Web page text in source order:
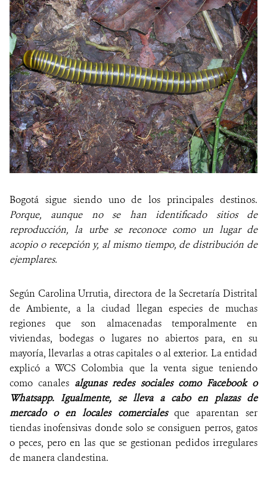
Bogotá sigue siendo uno de los principales destinos.
Porque, aunque no se han identificado sitios de
reproducción, la urbe se reconoce como un lugar de
acopio o recepción y, al mismo tiempo, de distribución de
ejemplares.
Según Carolina Urrutia, directora de la Secretaría Distrital
de Ambiente, a la ciudad llegan especies de muchas
regiones que son almacenadas temporalmente en
viviendas, bodegas o lugares no abiertos para, en su
mayoría, llevarlas a otras capitales o al exterior. La entidad
explicó a WCS Colombia que la venta sigue teniendo
como canales algunas redes sociales como Facebook o
Whatsapp. Igualmente, se lleva a cabo en plazas de
mercado o en locales comercialesque aparentan ser
tiendas inofensivas donde solo se consiguen perros, gatos
o peces, pero en las que se gestionan pedidos irregulares
de manera clandestina.